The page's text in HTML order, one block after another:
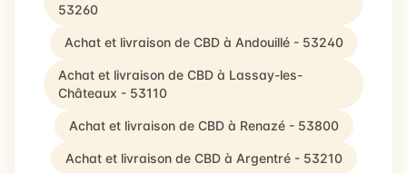
53260
Achat et livraison de CBD à Andouillé - 53240
Achat et livraison de CBD à Lassay-les-
Châteaux - 53110
Achat et livraison de CBD à Renazé - 53800
Achat et livraison de CBD à Argentré - 53210